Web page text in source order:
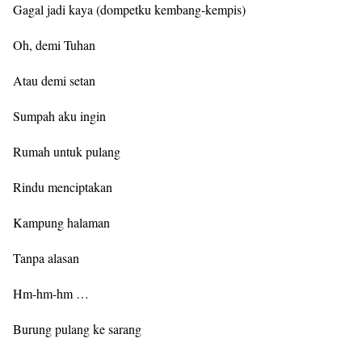
Gagal jadi kaya (dompetku kembang-kempis)
Oh, demi Tuhan
Atau demi setan
Sumpah aku ingin
Rumah untuk pulang
Rindu menciptakan
Kampung halaman
Tanpa alasan
Hm-hm-hm …
Burung pulang ke sarang